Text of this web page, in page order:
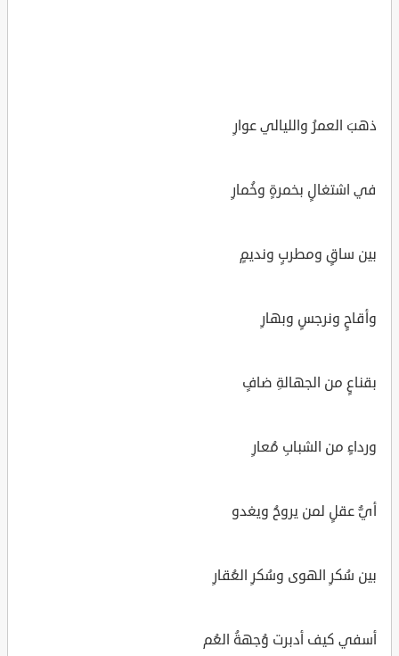
ذهبَ العمرُ والليالي عوارِ
في اشتغالٍ بخمرةٍ وخُمارِ
بين ساقٍ ومطربٍ ونديمٍ
وأقاحٍ ونرجسٍ وبهارِ
بقناعٍ من الجهالةِ ضافٍ
ورداءٍ من الشبابِ مُعارِ
أيُّ عقلٍ لمن يروحُ ويغدو
بين سُكرِ الهوى وسُكرِ العُقارِ
أسفي كيف أدبرت وُجهةُ العُم